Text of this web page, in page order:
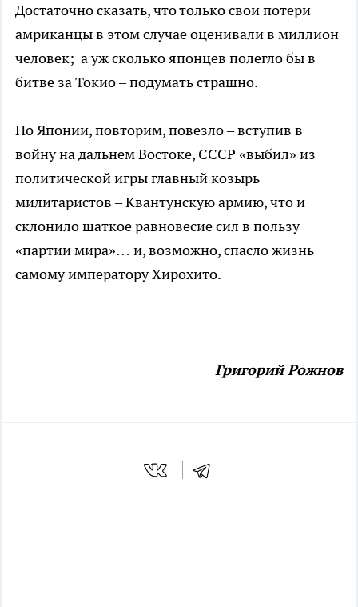
Достаточно сказать, что только свои потери
амриканцы в этом случае оценивали в миллион
человек; а уж сколько японцев полегло бы в
битве за Токио – подумать страшно.
Но Японии, повторим, повезло – вступив в
войну на дальнем Востоке, СССР «выбил» из
политической игры главный козырь
милитаристов – Квантунскую армию, что и
склонило шаткое равновесие сил в пользу
«партии мира»… и, возможно, спасло жизнь
самому императору Хирохито.
Григорий Рожнов